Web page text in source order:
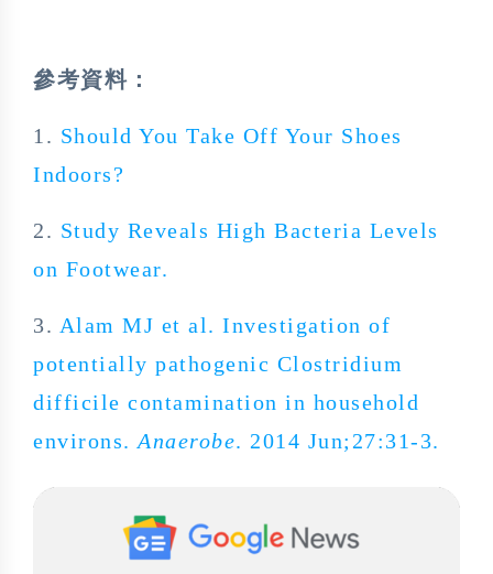
參考資料：
1. Should You Take Off Your Shoes
Indoors?
2. Study Reveals High Bacteria Levels
on Footwear.
3. Alam MJ et al. Investigation of
potentially pathogenic Clostridium
difficile contamination in household
environs. Anaerobe. 2014 Jun;27:31-3.